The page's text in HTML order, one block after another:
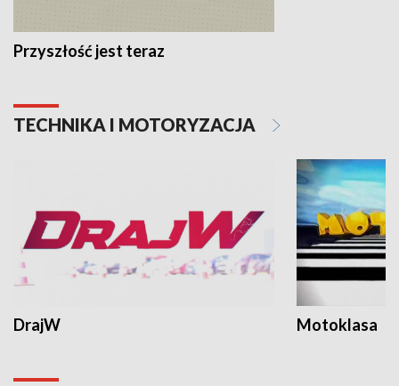
Przyszłość jest teraz
TECHNIKA I MOTORYZACJA
DrajW Motoklasa